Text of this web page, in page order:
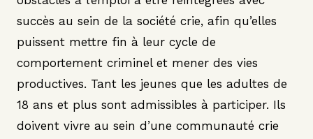
succès au sein de la société crie, afin qu’elles
puissent mettre fin à leur cycle de
comportement criminel et mener des vies
productives. Tant les jeunes que les adultes de
18 ans et plus sont admissibles à participer. Ils
doivent vivre au sein d’une communauté crie